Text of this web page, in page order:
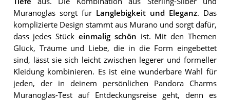
Muranoglas sorgt für Langlebigkeit und Eleganz. Das
komplizierte Design stammt aus Murano und sorgt dafür,
dass jedes Stück einmalig schön ist. Mit den Themen
Glück, Träume und Liebe, die in die Form eingebettet
sind, lässt sie sich leicht zwischen legerer und formeller
Kleidung kombinieren. Es ist eine wunderbare Wahl für
jeden, der in deinem persönlichen Pandora Charms
Muranoglas-Test auf Entdeckungsreise geht, denn es